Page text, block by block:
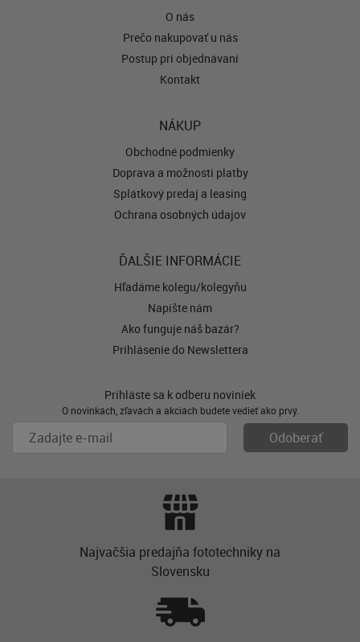
O nás
Prečo nakupovať u nás
Postup pri objednávaní
Kontakt
NÁKUP
Obchodné podmienky
Doprava a možnosti platby
Splátkový predaj a leasing
Ochrana osobných údajov
ĎALŠIE INFORMÁCIE
Hľadáme kolegu/kolegyňu
Napíšte nám
Ako funguje náš bazár?
Prihlásenie do Newslettera
Prihláste sa k odberu noviniek
O novinkách, zľavách a akciách budete vedieť ako prvý.
Najvačšia predajňa fototechniky na
Slovensku